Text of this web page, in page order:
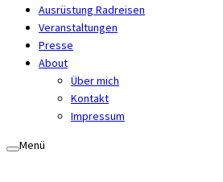
Ausrüstung Radreisen
Veranstaltungen
Presse
About
Über mich
Kontakt
Impressum
Menü